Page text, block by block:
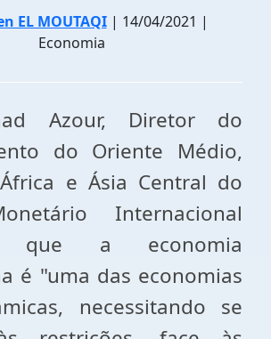
EL MOUTAQI| 14/04/2021 |
Economia
Azour, Diretor do
do Oriente Médio,
e Ásia Central do
Internacional
que a economia
é "uma das economias
necessitando se